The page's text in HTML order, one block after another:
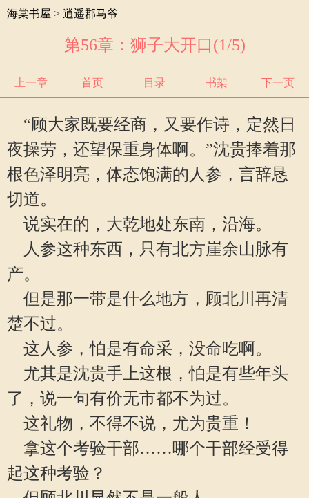
海棠书屋 > 逍遥郡马爷
第56章：狮子大开口(1/5)
上一章 首页 目录 书架 下一页
“顾大家既要经商，又要作诗，定然日
夜操劳，还望保重身体啊。”沈贵捧着那
根色泽明亮，体态饱满的人参，言辞恳
切道。
说实在的，大乾地处东南，沿海。
人参这种东西，只有北方崖余山脉有
产。
但是那一带是什么地方，顾北川再清
楚不过。
这人参，怕是有命采，没命吃啊。
尤其是沈贵手上这根，怕是有些年头
了，说一句有价无市都不为过。
这礼物，不得不说，尤为贵重！
拿这个考验干部……哪个干部经受得
起这种考验？